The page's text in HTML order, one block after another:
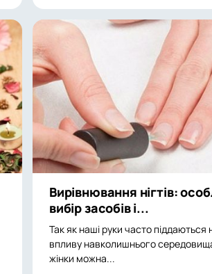
Вирівнювання нігтів:
вибір засобів і...
Так як наші руки часто
впливу навколишнього
жінки можна...